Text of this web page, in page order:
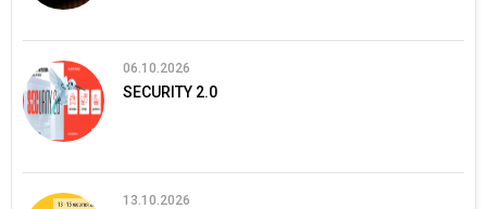
06.10.2026
SECURITY 2.0
13.10.2026